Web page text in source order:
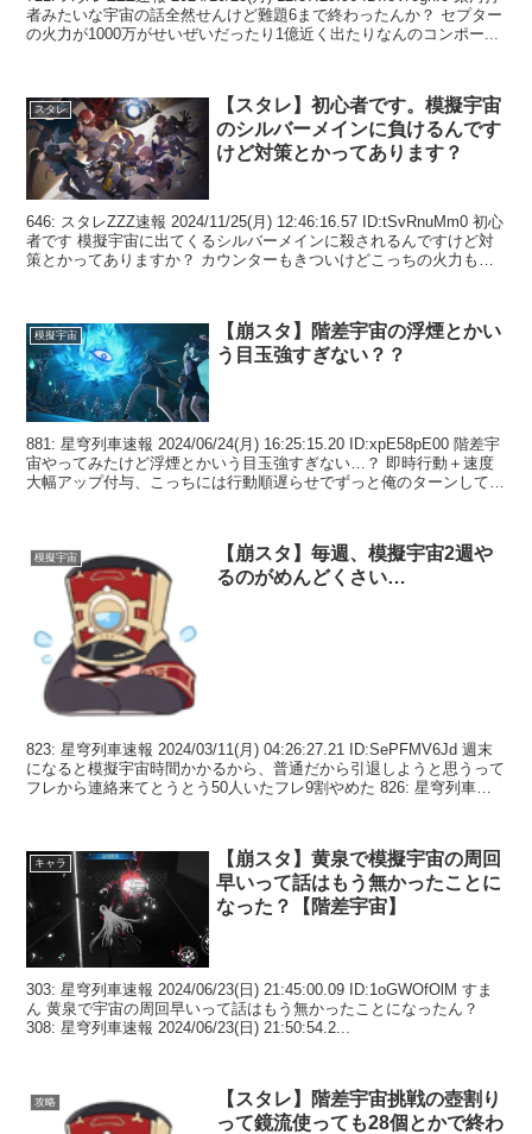
者みたいな宇宙の話全然せんけど難題6まで終わったんか？ セプター
の火力が1000万がせいぜいだったり1億近く出たりなんのコンポー...
スタレ
【スタレ】初心者です。模擬宇宙
のシルバーメインに負けるんです
けど対策とかってあります？
646: スタレZZZ速報 2024/11/25(月) 12:46:16.57 ID:tSvRnuMm0 初心
者です 模擬宇宙に出てくるシルバーメインに殺されるんですけど対
策とかってありますか？ カウンターもきついけどこっちの火力も低
模擬宇宙
【崩スタ】階差宇宙の浮煙とかい
う目玉強すぎない？？
881: 星穹列車速報 2024/06/24(月) 16:25:15.20 ID:xpE58pE00 階差宇
宙やってみたけど浮煙とかいう目玉強すぎない…？ 即時行動＋速度
大幅アップ付与、こっちには行動順遅らせでずっと俺のターンしてく
模擬宇宙
【崩スタ】毎週、模擬宇宙2週や
るのがめんどくさい…
823: 星穹列車速報 2024/03/11(月) 04:26:27.21 ID:SePFMV6Jd 週末
になると模擬宇宙時間かかるから、普通だから引退しようと思うって
フレから連絡来てとうとう50人いたフレ9割やめた 826: 星穹列車速
キャラ
【崩スタ】黄泉で模擬宇宙の周回
早いって話はもう無かったことに
なった？【階差宇宙】
303: 星穹列車速報 2024/06/23(日) 21:45:00.09 ID:1oGWOfOlM すま
ん 黄泉で宇宙の周回早いって話はもう無かったことになったん？
308: 星穹列車速報 2024/06/23(日) 21:50:54.2...
攻略
【スタレ】階差宇宙挑戦の壺割り
って鏡流使っても28個とかで終わ